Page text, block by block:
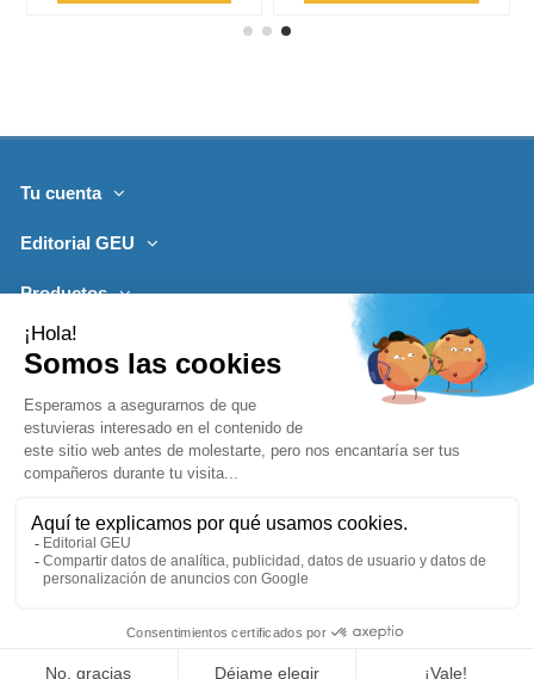
Añadir a la cesta
Comprar ya
Tu cuenta
Editorial GEU
Productos
Lo más leído
Síguenos
1996-2026, desarrollado porEditorialgeu.com©